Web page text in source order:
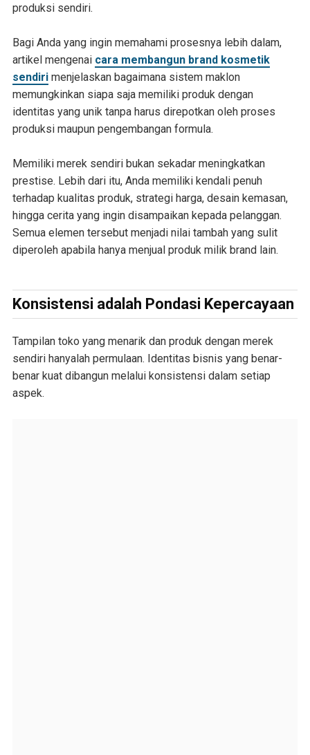
produksi sendiri.
Bagi Anda yang ingin memahami prosesnya lebih dalam,
artikel mengenai cara membangun brand kosmetik
sendirimenjelaskan bagaimana sistem maklon
memungkinkan siapa saja memiliki produk dengan
identitas yang unik tanpa harus direpotkan oleh proses
produksi maupun pengembangan formula.
Memiliki merek sendiri bukan sekadar meningkatkan
prestise. Lebih dari itu, Anda memiliki kendali penuh
terhadap kualitas produk, strategi harga, desain kemasan,
hingga cerita yang ingin disampaikan kepada pelanggan.
Semua elemen tersebut menjadi nilai tambah yang sulit
diperoleh apabila hanya menjual produk milik brand lain.
Konsistensi adalah Pondasi Kepercayaan
Tampilan toko yang menarik dan produk dengan merek
sendiri hanyalah permulaan. Identitas bisnis yang benar-
benar kuat dibangun melalui konsistensi dalam setiap
aspek.